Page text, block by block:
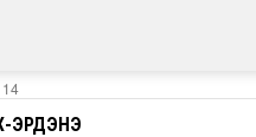
ЭРДЭНЭ